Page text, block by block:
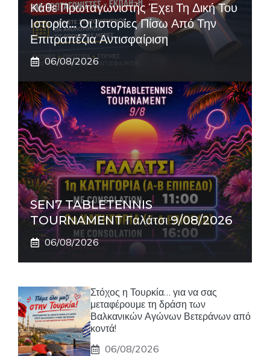
Κάθε Πρωταγωνιστής Έχει Τη Δική Του
Ιστορία… Οι Ιστορίες Πίσω Από Την
Επιτραπέζια Αντισφαίριση
06/08/2026
SEN7 TABLETENNIS
TOURNAMENT Γαλάτσι 9/08/2026
06/08/2026
Στόχος η Τουρκία… για να σας
μεταφέρουμε τη δράση των
Βαλκανικών Αγώνων Βετεράνων από
κοντά!
06/08/2026